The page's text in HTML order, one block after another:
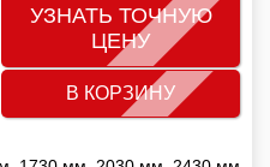
УЗНАТЬ ТОЧНУЮ
ЦЕНУ
В КОРЗИНУ